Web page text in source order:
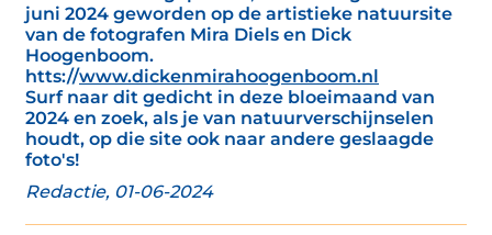
juni 2024 geworden op de artistieke natuursite
van de fotografen Mira Diels en Dick
Hoogenboom.
htts://www.dickenmirahoogenboom.nl
Surf naar dit gedicht in deze bloeimaand van
2024 en zoek, als je van natuurverschijnselen
houdt, op die site ook naar andere geslaagde
foto's!
Redactie, 01-06-2024